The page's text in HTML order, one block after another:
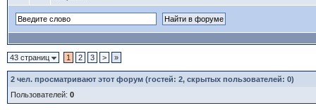
43 страниц 1 2 3 > »
2чел. просматривают этот форум (гостей: 2, скрытых пользователей: 0)
Пользователей: 0